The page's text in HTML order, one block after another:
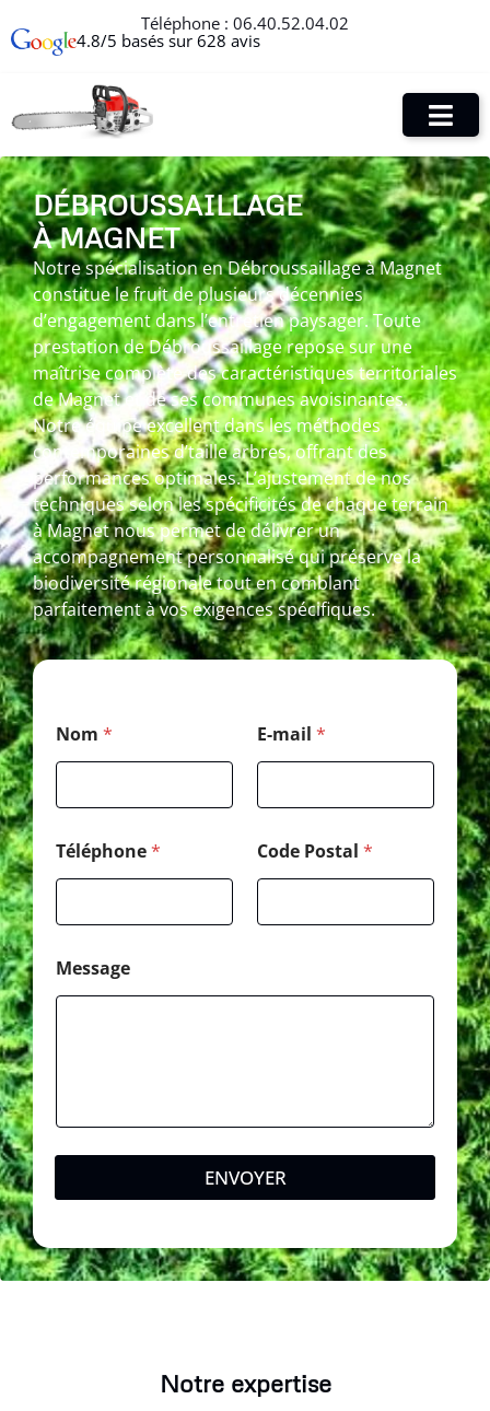
Téléphone : 06.40.52.04.02
4.8/5 basés sur 628 avis
DÉBROUSSAILLAGE
À MAGNET
Notre spécialisation en Débroussaillage à Magnet
constitue le fruit de plusieurs décennies
d’engagement dans l’entretien paysager. Toute
prestation de Débroussaillage repose sur une
maîtrise complète des caractéristiques territoriales
de Magnet et de ses communes avoisinantes.
Notre équipe excellent dans les méthodes
contemporaines d’taille arbres, offrant des
performances optimales. L’ajustement de nos
techniques selon les spécificités de chaque terrain
à Magnet nous permet de délivrer un
accompagnement personnalisé qui préserve la
biodiversité régionale tout en comblant
parfaitement à vos exigences spécifiques.
Nom * E-mail *
Téléphone* Code Postal *
Message
ENVOYER
Notre expertise